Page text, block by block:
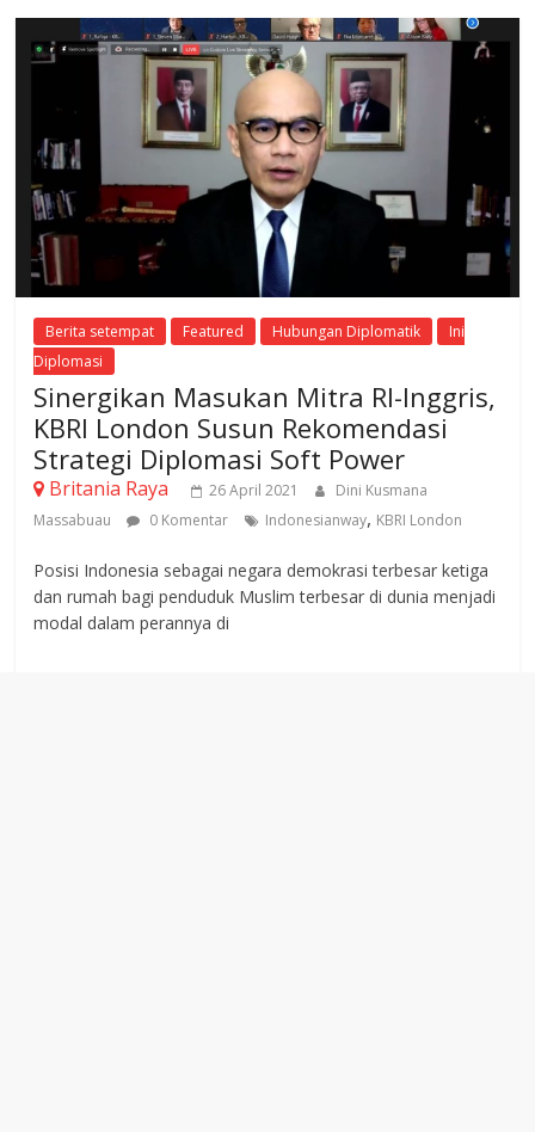
Berita setempat Featured Hubungan Diplomatik
Ini
Diplomasi
Sinergikan Masukan Mitra RI-Inggris,
KBRI London Susun Rekomendasi
Strategi Diplomasi Soft Power
Britania Raya 26 April 2021
Dini Kusmana
Massabuau
0 Komentar Indonesianway, KBRI London
Posisi Indonesia sebagai negara demokrasi terbesar ketiga
dan rumah bagi penduduk Muslim terbesar di dunia menjadi
modal dalam perannya di